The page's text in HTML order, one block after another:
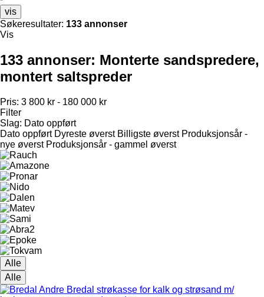
vis
Søkeresultater: 133 annonser
Vis
133 annonser: Monterte sandspredere,
montert saltspreder
Pris: 3 800 kr - 180 000 kr
Filter
Slag: Dato oppført
Dato oppført Dyreste øverst Billigste øverst Produksjonsår -
nye øverst Produksjonsår - gammel øverst
Alle
Alle